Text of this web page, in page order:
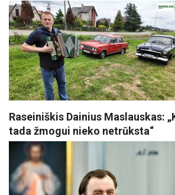
Raseiniškis Dainius Maslauskas:
tada žmogui nieko netrūksta“